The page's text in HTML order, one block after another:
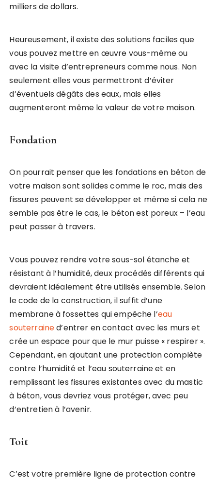
milliers de dollars.
Heureusement, il existe des solutions faciles que
vous pouvez mettre en œuvre vous-même ou
avec la visite d’entrepreneurs comme nous. Non
seulement elles vous permettront d’éviter
d’éventuels dégâts des eaux, mais elles
augmenteront même la valeur de votre maison.
Fondation
On pourrait penser que les fondations en béton de
votre maison sont solides comme le roc, mais des
fissures peuvent se développer et même si cela ne
semble pas être le cas, le béton est poreux – l’eau
peut passer à travers.
Vous pouvez rendre votre sous-sol étanche et
résistant à l’humidité, deux procédés différents qui
devraient idéalement être utilisés ensemble. Selon
le code de la construction, il suffit d’une
membrane à fossettes qui empêche l’eau
souterrained’entrer en contact avec les murs et
crée un espace pour que le mur puisse « respirer ».
Cependant, en ajoutant une protection complète
contre l’humidité et l’eau souterraine et en
remplissant les fissures existantes avec du mastic
à béton, vous devriez vous protéger, avec peu
d’entretien à l’avenir.
Toit
C’est votre première ligne de protection contre